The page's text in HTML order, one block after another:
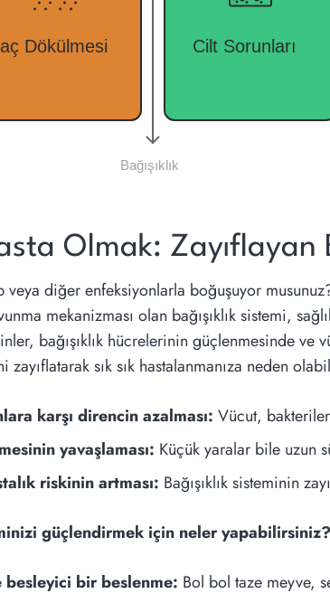
Olmak: Zayıflayan
diğer enfeksiyonlarla boğuşuyor
mekanizması olan bağışıklık sistemi,
bağışıklık hücrelerinin güçlenmesinde ve
zayıflatarak sık sık hastalanmanıza neden
karşı direncin azalması: Vücut,
yavaşlaması: Küçük yaralar bile uzun
riskinin artması: Bağışıklık sisteminin
güçlendirmek için neler yapabilirsiniz?
besleyici bir beslenme: Bol bol taze meyve,